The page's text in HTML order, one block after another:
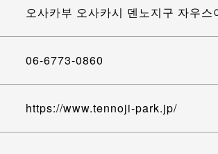
오사카부 오사카시 덴노지구 자우스
06-6773-0860
https://www.tennoji-park.jp/